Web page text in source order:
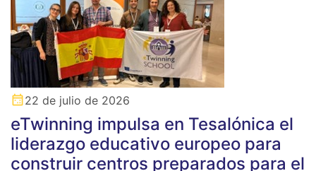
22 de julio de 2026
eTwinning impulsa en Tesalónica el
liderazgo educativo europeo para
construir centros preparados para el